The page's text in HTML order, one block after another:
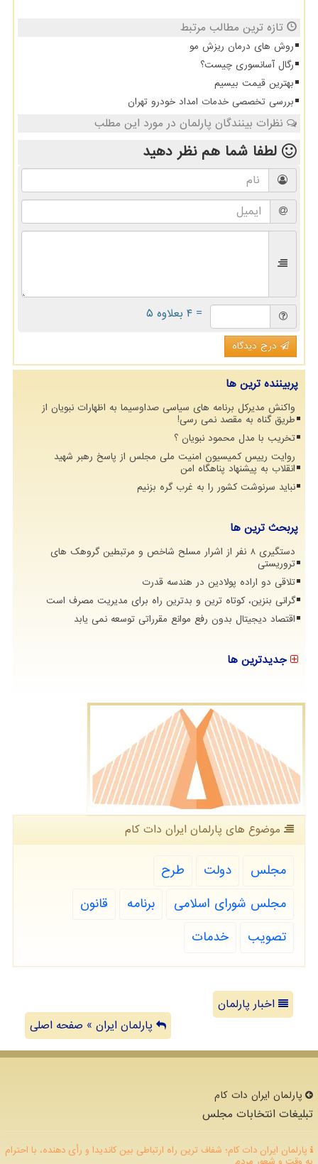
تازه ترین مطالب مرتبط
روش های درمان ریزش مو
رگال آسانسوری چیست؟
بهترین قیمت بیسیم
بررسی تخصصی خدمات امداد خودرو تهران
نظرات بینندگان پارلمان در مورد این مطلب
لطفا شما همنظر دهید
= ۴ بعلاوه ۵
درج دیدگاه
پربیننده ترین ها
واکنش مدیرکل برنامه های سیاسی صداوسیما به اظهارات نبویان از
طریق گناه به مقصد نمی رسی!
تخریب با مدل محمود نبویان ؟
روایت رییس کمیسیون امنیت ملی مجلس از پاسخ رهبر شهید
انقلاب به پیشنهاد پناهگاه امن
نباید سرنوشت کشور را به غرب گره بزنیم
پربحث ترین ها
دستگیری 8 نفر از اشرار مسلح شاخص و مرتبطین گروهک های
تروریستی
تلاقی دو اراده پولادین در هندسه قدرت
گرانی بنزین، کوتاه ترین و بدترین راه برای مدیریت مصرف است
اقتصاد دیجیتال بدون رفع موانع مقرراتی توسعه نمی یابد
جدیدترین ها
موضوع های پارلمان ایران دات كام
مجلس دولت
طرح
مجلس شورای اسلامی
برنامه
قانون
تصویب
خدمات
اخبار پارلمان
پارلمان ایران » صفحه اصلی
پارلمان ایران دات كام
تبلیغات انتخابات مجلس
پارلمان ایران دات کام؛ شفاف ترین راه ارتباطی بین کاندیدا و رأی دهنده، با احترام
به وقت و شعور مردم